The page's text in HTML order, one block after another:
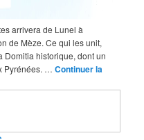
arrivera de Lunel à
de Mèze. Ce qui les unit,
Domitia historique, dont un
Pyrénées. …Continuer la